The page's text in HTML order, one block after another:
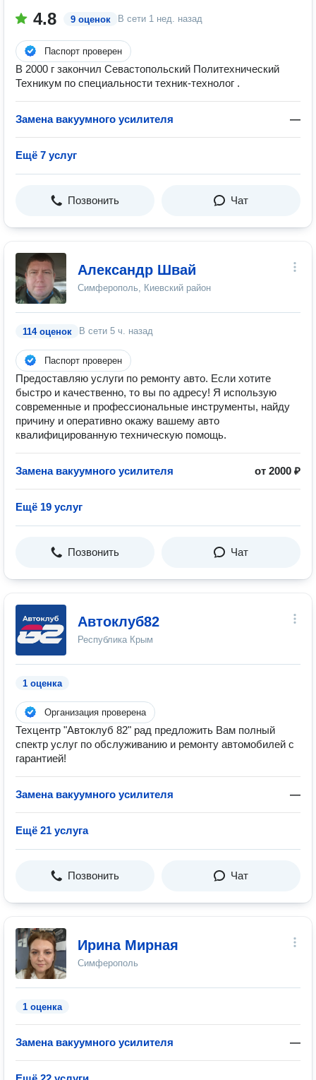
4.8 9 оценок В сети 1 нед. назад
Паспорт проверен
В 2000 г закончил Севастопольский Политехнический
Техникум по специальности техник-технолог .
Замена вакуумного усилителя —
Ещё 7 услуг
Позвонить Чат
Александр Швай
Симферополь, Киевский район
114 оценок В сети 5 ч. назад
Паспорт проверен
Предоставляю услуги по ремонту авто. Если хотите
быстро и качественно, то вы по адресу! Я использую
современные и профессиональные инструменты, найду
причину и оперативно окажу вашему авто
квалифицированную техническую помощь.
Замена вакуумного усилителя от 2000 ₽
Ещё 19 услуг
Позвонить Чат
Автоклуб82
Республика Крым
1 оценка
Организация проверена
Техцентр "Автоклуб 82" рад предложить Вам полный
спектр услуг по обслуживанию и ремонту автомобилей с
гарантией!
Замена вакуумного усилителя —
Ещё 21 услуга
Позвонить Чат
Ирина Мирная
Симферополь
1 оценка
Замена вакуумного усилителя —